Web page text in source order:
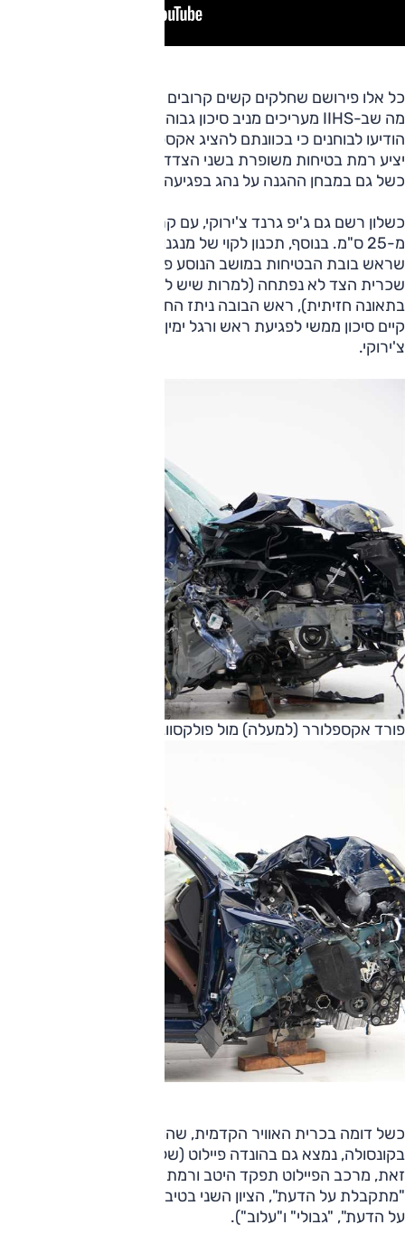
כל אלו פירושם שחלקים קשים קרובים יותר לראש וגפי הנוסע,
מה שב-IIHS מעריכים מניב סיכון גבוה לפגיעה ברגליים. בפורד
הודיעו לבוחנים כי בכוונתם להציג אקספלורר חדש בקרוב, וכי זה
יציע רמת בטיחות משופרת בשני הצדדים (האקספלורר היוצא
כשל גם במבחן ההגנה על נהג בפגיעה בחפיפה קטנה).
כשלון רשם גם ג'יפ גרנד צ'ירוקי, עם קריסה מבנית של יותר
מ-25 ס"מ. בנוסף, תכנון לקוי של מנגנון כריות האוויר הוביל לכך
שראש בובת הבטיחות במושב הנוסע פגע בקונסולה. מכיוון
שכרית הצד לא נפתחה (למרות שיש לכך תועלת ברורה גם
קיים סיכון ממשי לפגיעת ראש ורגל ימין בתאונה מסוג זה בגרנד
צ'ירוקי.
פורד אקספלורר (למעלה) מול פולקסווגן אטלס
כשל דומה בכרית האוויר הקדמית, שהוביל לפגיעת הראש
בקונסולה, נמצא גם בהונדה פיילוט (שלא משווק בישראל). עם
זאת, מרכב הפיילוט תפקד היטב ורמת ההגנה שבו דורג הייתה
"מתקבלת על הדעת", הציון השני בטיבו בדירוג ("טוב", "מתקבל
על הדעת", "גבולי" ו"עלוב").